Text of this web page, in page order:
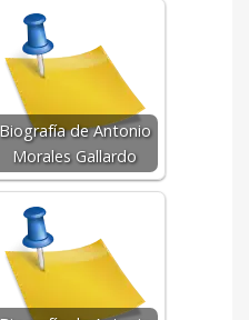
Biografía de Antonio
Morales Gallardo